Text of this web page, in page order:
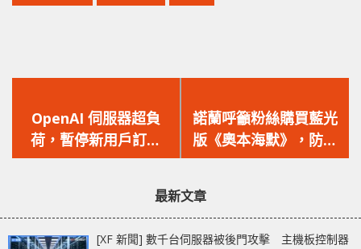
一
篇
文
OpenAI 伺服器超負
荷，暫停新用戶訂閱
ChatGPT Plus 服務！
一
篇
文
諾蘭呼籲粉絲購買藍光
版《奧本海默》，防止
邪惡的串流平台偷走你
最新文章
[XF 新聞] 數千台伺服器被後門攻擊 主機板控制器